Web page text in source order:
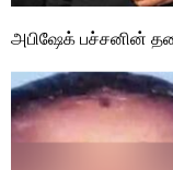
அபிஷேக் பச்சனின்